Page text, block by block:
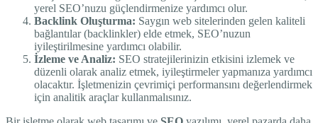
yerel SEO’nuzu güçlendirmenize yardımcı olur.
Backlink Oluşturma: Saygın web sitelerinden gelen kaliteli
bağlantılar (backlinkler) elde etmek, SEO’nuzun
iyileştirilmesine yardımcı olabilir.
İzleme ve Analiz: SEO stratejilerinizin etkisini izlemek ve
düzenli olarak analiz etmek, iyileştirmeler yapmanıza yardımcı
olacaktır. İşletmenizin çevrimiçi performansını değerlendirmek
için analitik araçlar kullanmalısınız.